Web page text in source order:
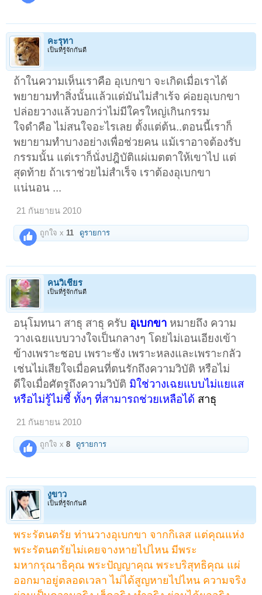
คะรุทา
เป็นที่รู้จักกันดี
ถ้าในความเห็นเราคือ อุเบกขา จะเกิดเมื่อเราได้
พยายามทำสิ่งนั้นแล้วแต่มันไม่สำเร้จ ค่อยอุเบกขา
ปล่อยวางแล้วบอกว่าไม่มีใครใหญ่เกินกรรม
ใจดำคือ ไม่สนใจอะไรเลย ตั้งแต่ต้น..ตอนนี้เราก็
พยายามทำบางอย่างเพื่อช่วยคน แม้เราอาจต้องรับ
กรรมนั้น แต่เราก็นั่งปฎิบัติแผ่เมตตาให้เขาไป แต่
สุดท้าย ถ้าเราช่วยไม่สำเร็จ เราต้องอุเบกขา
แน่นอน ...
21 กันยายน 2010
ถูกใจ x 11 ดูรายการ
คนวิเชียร
เป็นที่รู้จักกันดี
อนุโมทนา สาธุ สาธุ ครับ อุเบกขา หมายถึง ความ
วางเฉยแบบวางใจเป็นกลางๆ โดยไม่เอนเอียงเข้า
ข้างเพราะชอบ เพราะชัง เพราะหลงและเพราะกลัว
เช่นไม่เสียใจเมื่อคนที่ตนรักถึงความวิบัติ หรือไม่
ดีใจเมื่อศัตรูถึงความวิบัติ มิใช่วางเฉยแบบไม่แยแส
หรือไม่รู้ไม่ชี้ ทั้งๆ ที่สามารถช่วยเหลือได้ สาธุ
21 กันยายน 2010
ถูกใจ x8 ดูรายการ
งูขาว
เป็นที่รู้จักกันดี
พระรัตนตรัย ท่านวางอุเบกขา จากกิเลส แต่คุณแห่ง
พระรัตนตรัยไม่เคยจางหายไปไหน มีพระ
มหากรุณาธิคุณ พระปัญญาคุณ พระบริสุทธิคุณ แผ่
ออกมาอยู่ตลอดเวลา ไม่ได้สูญหายไปไหน ความจริง